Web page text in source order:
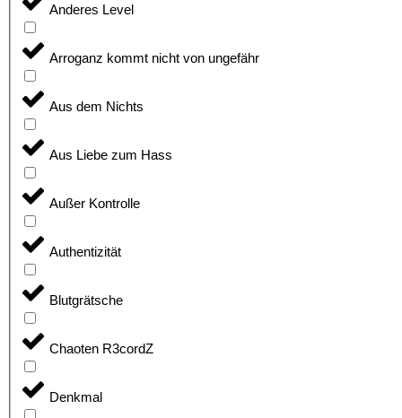
Anderes Level
Arroganz kommt nicht von ungefähr
Aus dem Nichts
Aus Liebe zum Hass
Außer Kontrolle
Authentizität
Blutgrätsche
Chaoten R3cordZ
Denkmal